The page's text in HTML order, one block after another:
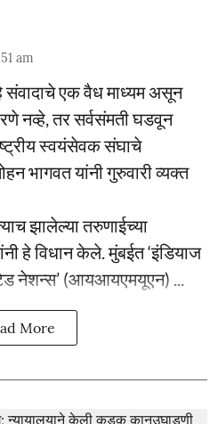
am
एक वैध माध्यम असून
नव्हे, तर सर्वसंमती घडवून
स्वयंसेवक संघाचे
भागवत यांनी गुरुवारी व्यक्त
झालेल्या तरुणाईच्या
हे विधान केले. मुंबईत ‘इंडियाज
नेशन्स’ (आयआयएमयूएन) ...
More